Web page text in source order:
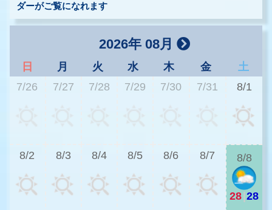
ダーがご覧になれます
2026年 08月
日 月 火 水 木 金
土
7/26
7/27 7/28 7/29 7/30 7/31 8/1
8/2 8/3 8/4 8/5 8/6 8/7 8/8
28 28